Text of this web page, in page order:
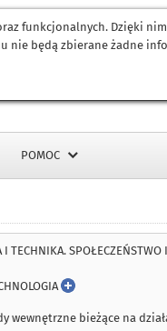
funkcjonalnych. Dzięki
nie będą zbierane żadne
POMOC
I TECHNIKA. SPOŁECZEŃSTWO
wewnętrzne bieżące na